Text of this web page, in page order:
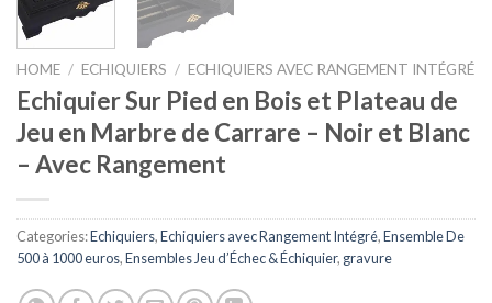
HOME / ECHIQUIERS / ECHIQUIERS AVEC RANGEMENT INTÉGRÉ
Echiquier Sur Pied en Bois et Plateau de
Jeu en Marbre de Carrare – Noir et Blanc
– Avec Rangement
Categories:Echiquiers,Echiquiers avec Rangement Intégré,Ensemble De
500 à 1000 euros,Ensembles Jeu d’Échec & Échiquier, gravure